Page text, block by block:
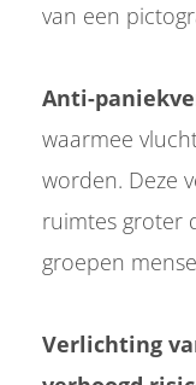
van een
Anti-
waarmee
worden. Deze
ruimtes groter
groepen
Verlichting